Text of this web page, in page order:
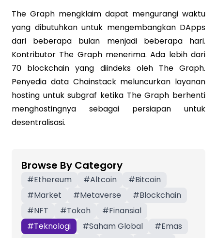
The Graph mengklaim dapat mengurangi waktu
yang dibutuhkan untuk mengembangkan DApps
dari beberapa bulan menjadi beberapa hari.
Kontributor The Graph menerima. Ada lebih dari
70 blockchain yang diindeks oleh The Graph.
Penyedia data Chainstack meluncurkan layanan
hosting untuk subgraf ketika The Graph berhenti
menghostingnya sebagai persiapan untuk
desentralisasi.
Browse By Category
#Ethereum #Altcoin #Bitcoin
#Market #Metaverse #Blockchain
#NFT #Tokoh #Finansial
#Teknologi #Saham Global #Emas